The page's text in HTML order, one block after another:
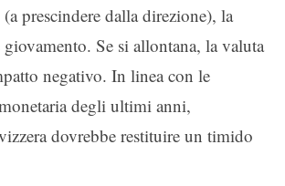
prescindere dalla direzione), la
giovamento. Se si allontana, la valuta
negativo. In linea con le
degli ultimi anni,
dovrebbe restituire un timido